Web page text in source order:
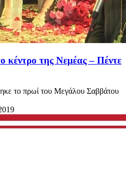
κέντρο της Νεμέας – Πέντε
το πρωί του Μεγάλου Σαββάτου